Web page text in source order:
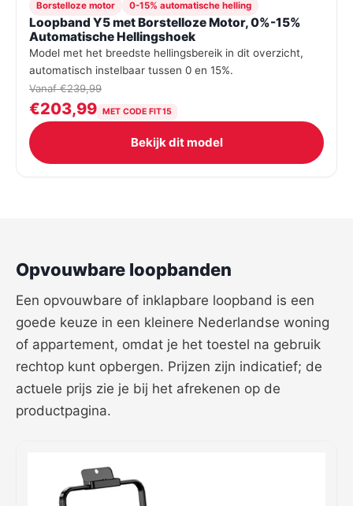
Borstelloze motor 0-15% automatische helling
Loopband Y5 met Borstelloze Motor, 0%-15%
Automatische Hellingshoek
Model met het breedste hellingsbereik in dit overzicht,
automatisch instelbaar tussen 0 en 15%.
Vanaf €239,99
€203,99 MET CODE FIT15
Bekijk dit model
Opvouwbare loopbanden
Een opvouwbare of inklapbare loopband is een
goede keuze in een kleinere Nederlandse woning
of appartement, omdat je het toestel na gebruik
rechtop kunt opbergen. Prijzen zijn indicatief; de
actuele prijs zie je bij het afrekenen op de
productpagina.